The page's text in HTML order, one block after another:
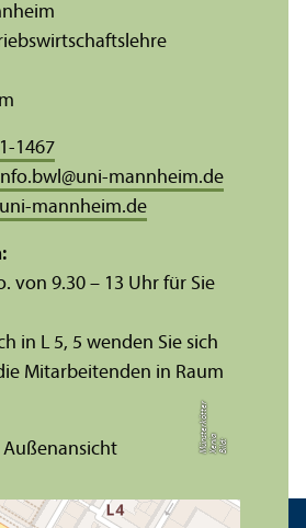
Bil
d:
X
e
ni
aM
ü
n
s
te
r
k
ö
t
t
e
r
1467
@uni-mannheim.de
mannheim.de
von 9.30 – 13 Uhr für Sie
in L 5, 5 wenden Sie sich
Mitarbeitenden in Raum